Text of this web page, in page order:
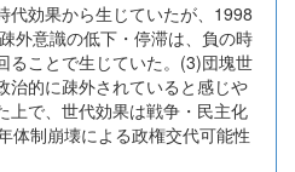
代効果から生じていたが、1998
外意識の低下・停滞は、負の時
ることで生じていた。(3)団塊世
治的に疎外されていると感じや
上で、世代効果は戦争・民主化
体制崩壊による政権交代可能性